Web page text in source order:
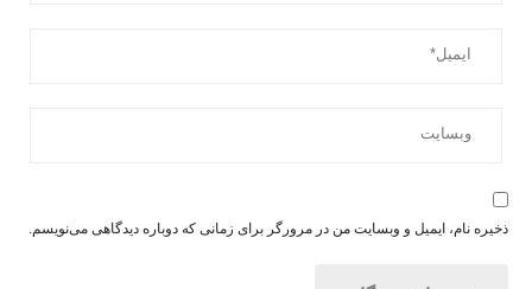
ذخیره نام، ایمیل و وبسایت من در مرورگر برای زمانی که دوباره دیدگاهی می‌نویسم.